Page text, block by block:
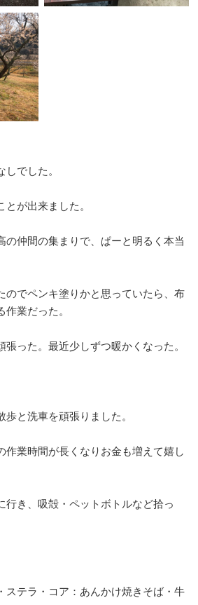
しでした。
とが出来ました。
の仲間の集まりで、ぱーと明るく本当
のでペンキ塗りかと思っていたら、布
業だった。
張った。最近少しずつ暖かくなった。
歩と洗車を頑張りました。
作業時間が長くなりお金も増えて嬉し
行き、吸殻・ペットボトルなど拾っ
テラ・コア：あんかけ焼きそば・牛